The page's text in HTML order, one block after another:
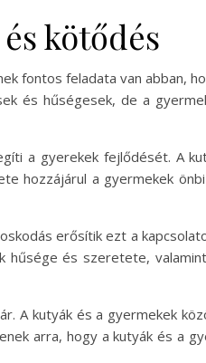
kötődés
fontos feladata van abban,
és hűségesek, de a
a gyerekek fejlődését. A
hozzájárul a gyermekek
erősítik ezt a
és szeretete,
A kutyák és a gyermekek
arra, hogy a kutyák és a